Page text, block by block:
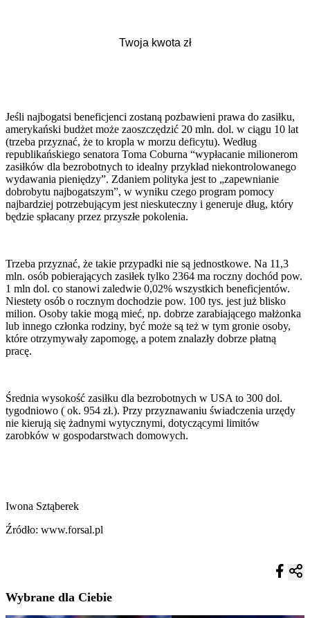
Jeśli najbogatsi beneficjenci zostaną pozbawieni prawa do zasiłku,
amerykański budżet może zaoszczędzić 20 mln. dol. w ciągu 10 lat
(trzeba przyznać, że to kropla w morzu deficytu). Według
republikańskiego senatora Toma Coburna “wypłacanie milionerom
zasiłków dla bezrobotnych to idealny przykład niekontrolowanego
wydawania pieniędzy”. Zdaniem polityka jest to „zapewnianie
dobrobytu najbogatszym”, w wyniku czego program pomocy
najbardziej potrzebującym jest nieskuteczny i generuje dług, który
będzie spłacany przez przyszłe pokolenia.
Trzeba przyznać, że takie przypadki nie są jednostkowe. Na 11,3
mln. osób pobierających zasiłek tylko 2364 ma roczny dochód pow.
1 mln dol. co stanowi zaledwie 0,02% wszystkich beneficjentów.
Niestety osób o rocznym dochodzie pow. 100 tys. jest już blisko
milion. Osoby takie mogą mieć, np. dobrze zarabiającego małżonka
lub innego członka rodziny, być może są też w tym gronie osoby,
które otrzymywały zapomogę, a potem znalazły dobrze płatną
pracę.
Średnia wysokość zasiłku dla bezrobotnych w USA to 300 dol.
tygodniowo ( ok. 954 zł.). Przy przyznawaniu świadczenia urzędy
nie kierują się żadnymi wytycznymi, dotyczącymi limitów
zarobków w gospodarstwach domowych.
Iwona Sztąberek
Źródło: www.forsal.pl
Wybrane dla Ciebie